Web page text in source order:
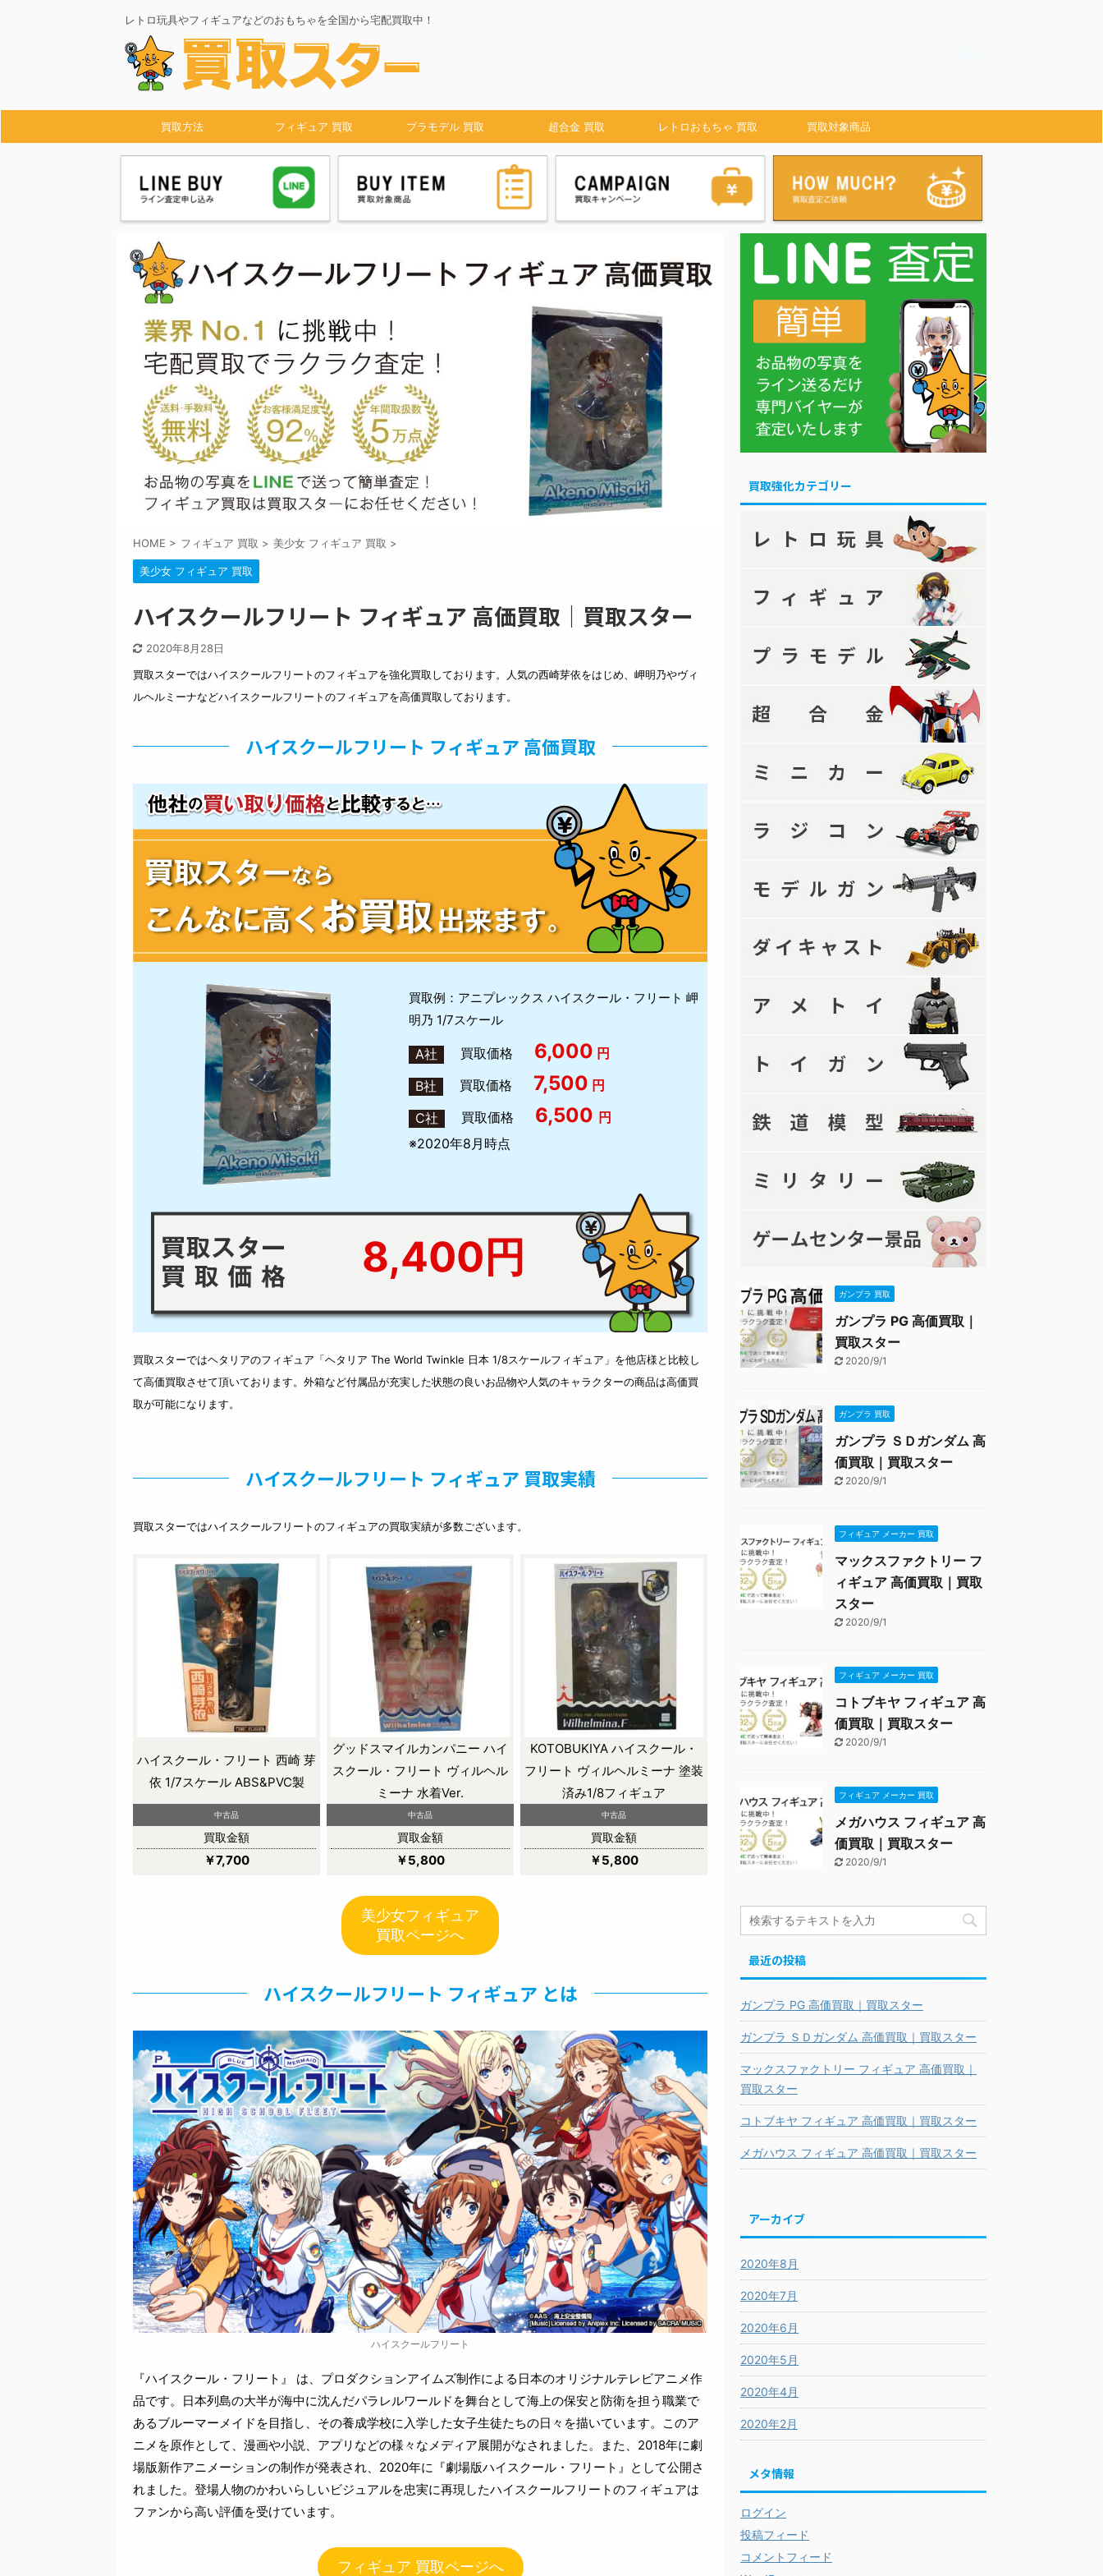
レトロ玩具やフィギュアなどのおもちゃを全国から宅配買取中！
買取方法 フィギュア 買取 プラモデル 買取 超合金 買取 レトロおもちゃ 買取 買取対象商品
HOME > フィギュア 買取 > 美少女 フィギュア 買取 >
美少女 フィギュア 買取
ハイスクールフリート フィギュア 高価買取｜買取スター
2020年8月28日
買取スターではハイスクールフリートのフィギュアを強化買取しております。人気の西崎芽依をはじめ、岬明乃やヴィ
ルヘルミーナなどハイスクールフリートのフィギュアを高価買取しております。
ハイスクールフリート フィギュア 高価買取
買取例：アニプレックス ハイスクール・フリート 岬
明乃 1/7スケール
A社 買取価格 6,000 円
B社
買取価格 7,500 円
C社
買取価格 6,500 円
※2020年8月時点
8,400円
買取スターではヘタリアのフィギュア「ヘタリア The World Twinkle 日本 1/8スケールフィギュア」を他店様と比較し
て高価買取させて頂いております。外箱など付属品が充実した状態の良いお品物や人気のキャラクターの商品は高価買
取が可能になります。
ハイスクールフリート フィギュア 買取実績
買取スターではハイスクールフリートのフィギュアの買取実績が多数ございます。
ハイスクール・フリート 西崎 芽
依 1/7スケール ABS&PVC製
中古品
買取金額
￥7,700
グッドスマイルカンパニー ハイ
スクール・フリート ヴィルヘル
ミーナ 水着Ver.
中古品
買取金額
￥5,800
KOTOBUKIYA ハイスクール・
フリート ヴィルヘルミーナ 塗装
済み1/8フィギュア
中古品
買取金額
￥5,800
美少女フィギュア
買取ページへ
ハイスクールフリート フィギュア とは
ハイスクールフリート
『ハイスクール・フリート』 は、プロダクションアイムズ制作による日本のオリジナルテレビアニメ作
品です。日本列島の大半が海中に沈んだパラレルワールドを舞台として海上の保安と防衛を担う職業で
あるブルーマーメイドを目指し、その養成学校に入学した女子生徒たちの日々を描いています。このア
ニメを原作として、漫画や小説、アプリなどの様々なメディア展開がなされました。また、2018年に劇
場版新作アニメーションの制作が発表され、2020年に『劇場版ハイスクール・フリート』として公開さ
れました。登場人物のかわいらしいビジュアルを忠実に再現したハイスクールフリートのフィギュアは
ファンから高い評価を受けています。
フィギュア 買取ページへ
買取強化カテゴリー
ガンプラ 買取
ガンプラ PG 高価買取｜
買取スター
2020/9/1
ガンプラ 買取
ガンプラ ＳＤガンダム 高
価買取｜買取スター
2020/9/1
フィギュア メーカー 買取
マックスファクトリー フ
ィギュア 高価買取｜買取
スター
2020/9/1
フィギュア メーカー 買取
コトブキヤ フィギュア 高
価買取｜買取スター
2020/9/1
フィギュア メーカー 買取
メガハウス フィギュア 高
価買取｜買取スター
2020/9/1
最近の投稿
ガンプラ PG 高価買取｜買取スター
ガンプラ ＳＤガンダム 高価買取｜買取スター
マックスファクトリー フィギュア 高価買取｜
買取スター
コトブキヤ フィギュア 高価買取｜買取スター
メガハウス フィギュア 高価買取｜買取スター
アーカイブ
2020年8月
2020年7月
2020年6月
2020年5月
2020年4月
2020年2月
メタ情報
ログイン
投稿フィード
コメントフィード